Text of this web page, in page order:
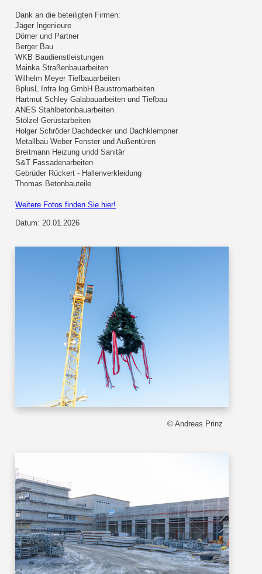
Dank an die beteiligten Firmen:
Jäger Ingenieure
Dörner und Partner
Berger Bau
WKB Baudienstleistungen
Mainka Straßenbauarbeiten
Wilhelm Meyer Tiefbauarbeiten
BplusL Infra log GmbH Baustromarbeiten
Hartmut Schley Galabauarbeiten und Tiefbau
ANES Stahlbetonbauarbeiten
Stölzel Gerüstarbeiten
Holger Schröder Dachdecker und Dachklempner
Metallbau Weber Fenster und Außentüren
Breitmann Heizung undd Sanitär
S&T Fassadenarbeiten
Gebrüder Rückert - Hallenverkleidung
Thomas Betonbauteile
Weitere Fotos finden Sie hier!
Datum: 20.01.2026
© Andreas Prinz